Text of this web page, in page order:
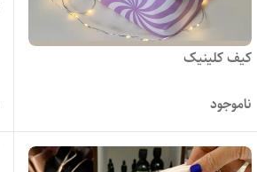
کیف کلینیک
ناموجود